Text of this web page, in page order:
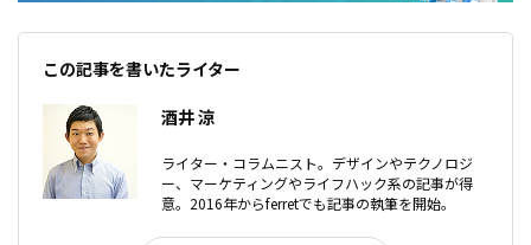
この記事を書いたライター
酒井 涼
ライター・コラムニスト。デザインやテクノロジ
ー、マーケティングやライフハック系の記事が得
意。2016年からferretでも記事の執筆を開始。